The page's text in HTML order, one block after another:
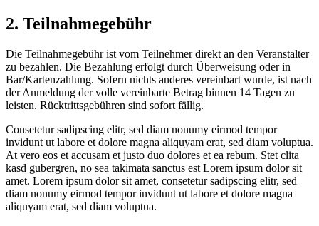
2. Teilnahmegebühr
Die Teilnahmegebühr ist vom Teilnehmer direkt an den Veranstalter
zu bezahlen. Die Bezahlung erfolgt durch Überweisung oder in
Bar/Kartenzahlung. Sofern nichts anderes vereinbart wurde, ist nach
der Anmeldung der volle vereinbarte Betrag binnen 14 Tagen zu
leisten. Rücktrittsgebühren sind sofort fällig.
Consetetur sadipscing elitr, sed diam nonumy eirmod tempor
invidunt ut labore et dolore magna aliquyam erat, sed diam voluptua.
At vero eos et accusam et justo duo dolores et ea rebum. Stet clita
kasd gubergren, no sea takimata sanctus est Lorem ipsum dolor sit
amet. Lorem ipsum dolor sit amet, consetetur sadipscing elitr, sed
diam nonumy eirmod tempor invidunt ut labore et dolore magna
aliquyam erat, sed diam voluptua.